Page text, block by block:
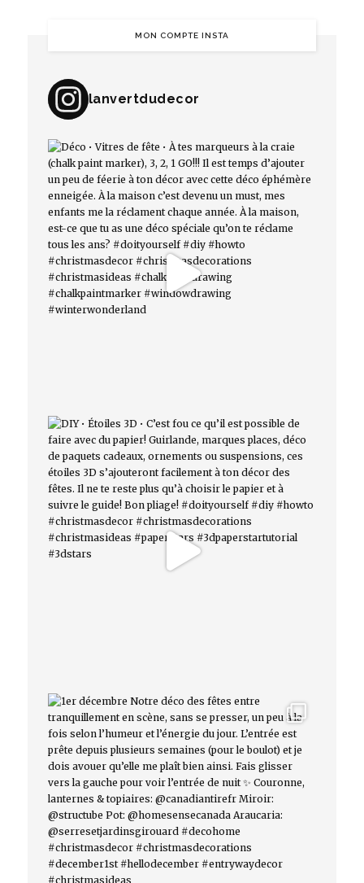
MON COMPTE INSTA
lanvertdudecor